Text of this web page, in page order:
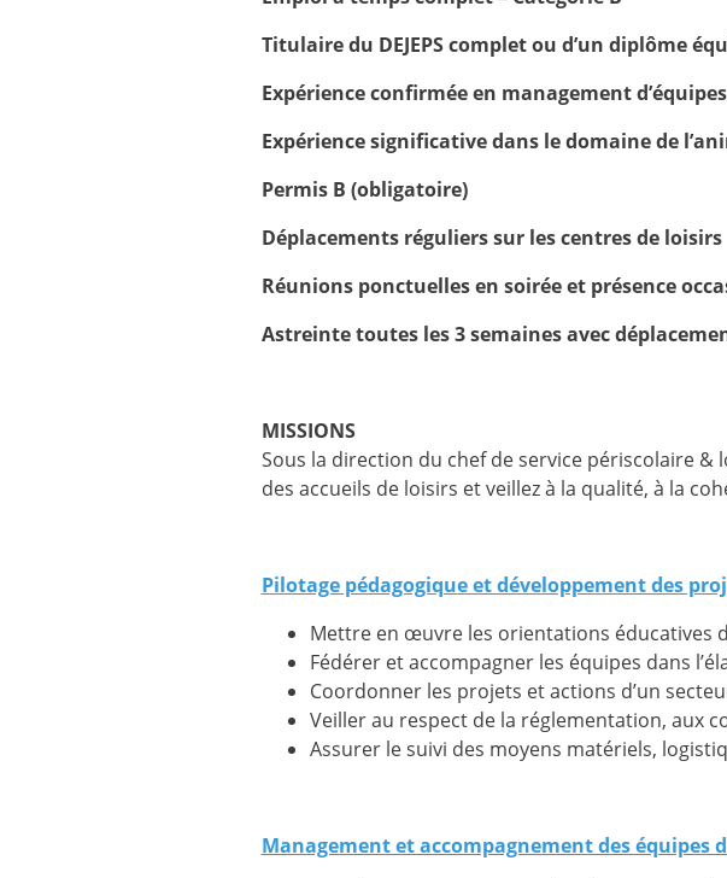
Titulaire du DEJEPS complet ou d’un diplôme
Expérience confirmée en management
Expérience significative dans le domaine de
Permis B (obligatoire)
Déplacements réguliers sur les centres de loisirs
Réunions ponctuelles en soirée et présence
Astreinte toutes les 3 semaines avec
MISSIONS
Sous la direction du chef de service périscolaire &
des accueils de loisirs et veillez à la qualité, à la
Pilotage pédagogique et développement des
Mettre en œuvre les orientations éducatives
Fédérer et accompagner les équipes dans
Coordonner les projets et actions d’un
Veiller au respect de la réglementation, aux
Assurer le suivi des moyens matériels,
Management et accompagnement des équipes